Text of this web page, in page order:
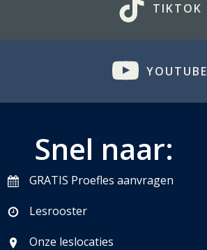
TIKTOK
YOUTUBE
Snel naar:
GRATIS Proefles aanvragen
Lesrooster
Onze leslocaties